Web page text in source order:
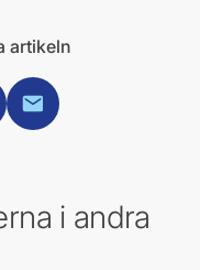
artikeln
Linkedin
Dela via Mail
i andra